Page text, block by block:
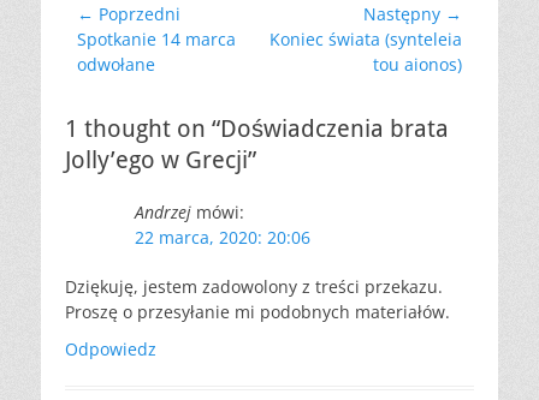
Nawigacja
wpisu
← Poprzedni
Poprzedni
wpis:
Spotkanie 14 marca
odwołane
Następny →
Następny
Koniec świata (synteleia
tou aionos)
1 thought on “Doświadczenia brata
Jolly’ego w Grecji”
Andrzej mówi:
22 marca, 2020: 20:06
Dziękuję, jestem zadowolony z treści przekazu.
Proszę o przesyłanie mi podobnych materiałów.
Odpowiedz